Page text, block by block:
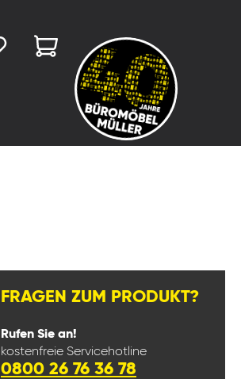
FRAGEN ZUM PRODUKT?
Rufen Sie an!
kostenfreie Servicehotline
0800 26 76 36 78